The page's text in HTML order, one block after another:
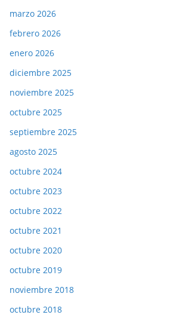
marzo 2026
febrero 2026
enero 2026
diciembre 2025
noviembre 2025
octubre 2025
septiembre 2025
agosto 2025
octubre 2024
octubre 2023
octubre 2022
octubre 2021
octubre 2020
octubre 2019
noviembre 2018
octubre 2018